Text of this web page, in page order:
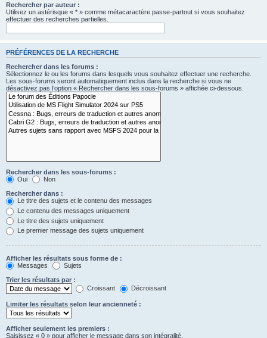
Rechercher par auteur :
Utilisez un astérisque « * » comme métacaractère passe-partout si vous souhaitez
effectuer des recherches partielles.
PRÉFÉRENCES DE LA RECHERCHE
Rechercher dans les forums :
Sélectionnez le ou les forums dans lesquels vous souhaitez effectuer une recherche.
Les sous-forums seront automatiquement inclus dans la recherche si vous ne
désactivez pas l’option « Rechercher dans les sous-forums » affichée ci-dessous.
Rechercher dans les sous-forums :
Oui
Non
Rechercher dans :
Le titre des sujets et le contenu des messages
Le contenu des messages uniquement
Le titre des sujets uniquement
Le premier message des sujets uniquement
Afficher les résultats sous forme de :
Messages
Sujets
Trier les résultats par :
Croissant
Décroissant
Limiter les résultats selon leur ancienneté :
Afficher seulement les premiers :
Saisissez « 0 » pour afficher le message dans son intégralité.